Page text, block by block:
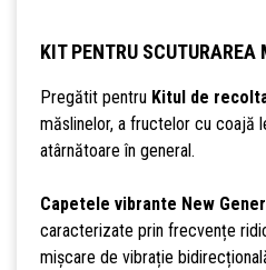
KIT PENTRU SCUTURAREA
Pregătit pentru Kitul de
măslinelor, a fructelor cu coajă
atârnătoare în general.
Capetele vibrante New
caracterizate prin frecvențe
mișcare de vibrație